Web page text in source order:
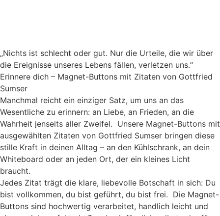
„Nichts ist schlecht oder gut. Nur die Urteile, die wir über
die Ereignisse unseres Lebens fällen, verletzen uns.“
Erinnere dich – Magnet-Buttons mit Zitaten von Gottfried
Sumser
Manchmal reicht ein einziger Satz, um uns an das
Wesentliche zu erinnern: an Liebe, an Frieden, an die
Wahrheit jenseits aller Zweifel. Unsere Magnet-Buttons mit
ausgewählten Zitaten von Gottfried Sumser bringen diese
stille Kraft in deinen Alltag – an den Kühlschrank, an dein
Whiteboard oder an jeden Ort, der ein kleines Licht
braucht.
Jedes Zitat trägt die klare, liebevolle Botschaft in sich: Du
bist vollkommen, du bist geführt, du bist frei. Die Magnet-
Buttons sind hochwertig verarbeitet, handlich leicht und